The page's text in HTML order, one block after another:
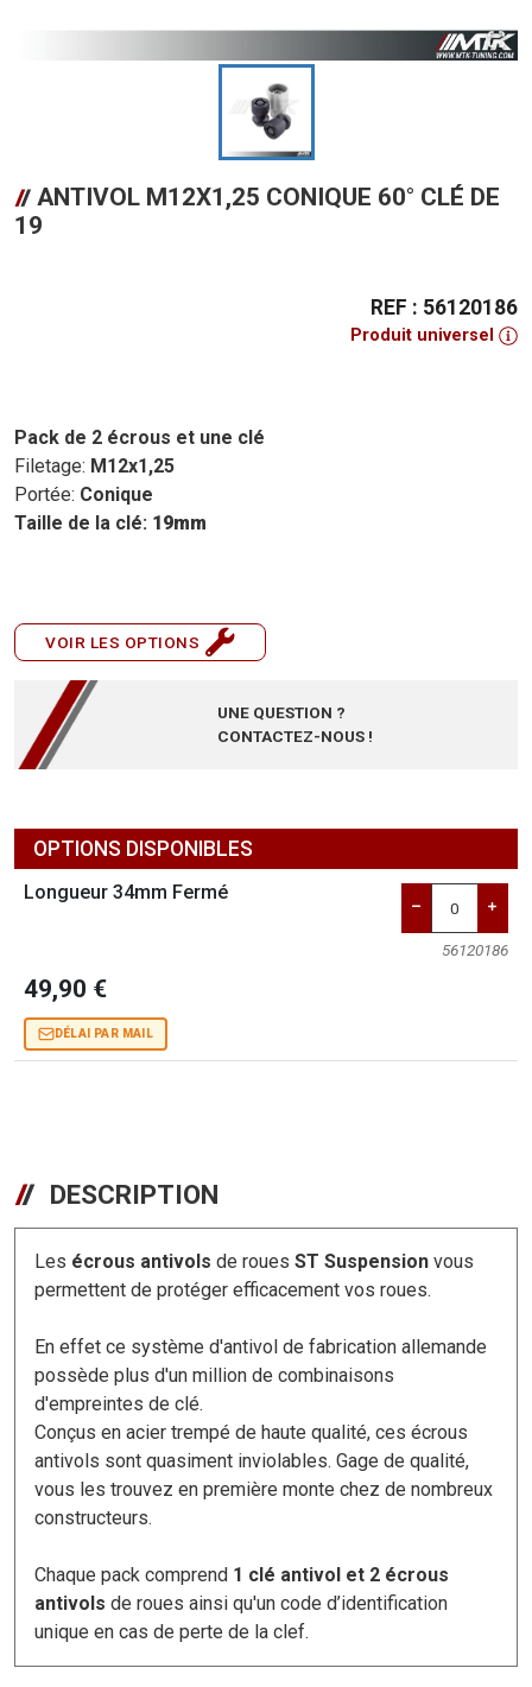
ANTIVOL M12X1,25 CONIQUE 60° CLÉ DE
19
REF : 56120186
Produit universel
Pack de 2 écrous et une clé
Filetage: M12x1,25
Portée: Conique
Taille de la clé: 19mm
VOIR LES OPTIONS
UNE QUESTION ?
CONTACTEZ-NOUS !
OPTIONS DISPONIBLES
Longueur 34mm Fermé
56120186
49,90 €
DÉLAI PAR MAIL
DESCRIPTION
Les écrous antivols de roues ST Suspension vous
permettent de protéger efficacement vos roues.
En effet ce système d'antivol de fabrication allemande
possède plus d'un million de combinaisons
d'empreintes de clé.
Conçus en acier trempé de haute qualité, ces écrous
antivols sont quasiment inviolables. Gage de qualité,
vous les trouvez en première monte chez de nombreux
constructeurs.
Chaque pack comprend 1 clé antivol et 2 écrous
antivols de roues ainsi qu'un code d’identification
unique en cas de perte de la clef.